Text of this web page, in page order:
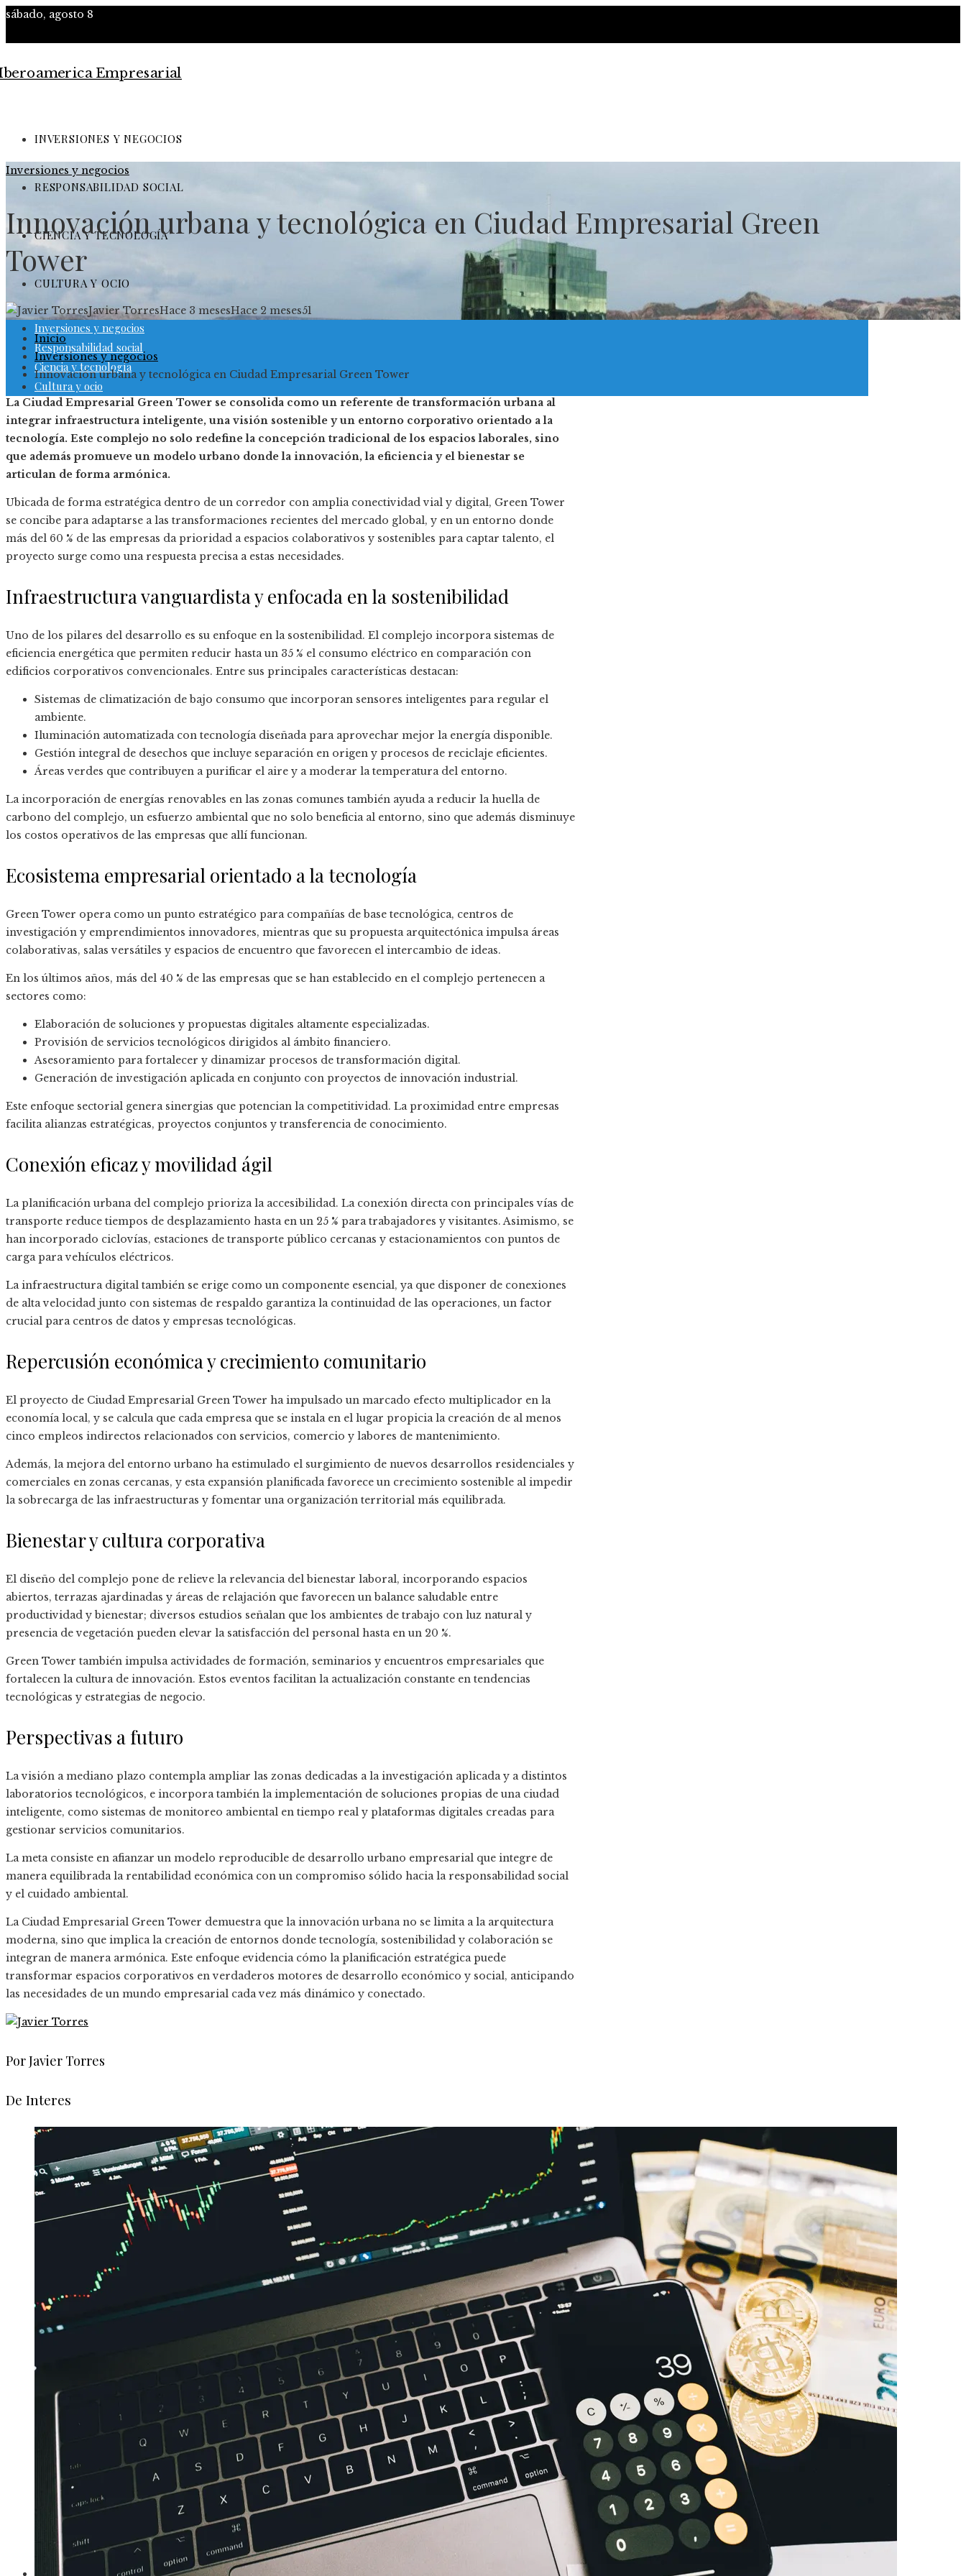
sábado, agosto 8
INVERSIONES Y NEGOCIOS
RESPONSABILIDAD SOCIAL
CIENCIA Y TECNOLOGÍA
CULTURA Y OCIO
Inversiones y negocios
Responsabilidad social
Ciencia y tecnología
Cultura y ocio
Inversiones y negocios
Innovación urbana y tecnológica en Ciudad Empresarial Green
Tower
Javier TorresHace 3 mesesHace 2 meses51
Inicio
Inversiones y negocios
Innovación urbana y tecnológica en Ciudad Empresarial Green Tower
La Ciudad Empresarial Green Tower se consolida como un referente de transformación urbana al
integrar infraestructura inteligente, una visión sostenible y un entorno corporativo orientado a la
tecnología. Este complejo no solo redefine la concepción tradicional de los espacios laborales, sino
que además promueve un modelo urbano donde la innovación, la eficiencia y el bienestar se
articulan de forma armónica.
Ubicada de forma estratégica dentro de un corredor con amplia conectividad vial y digital, Green Tower
se concibe para adaptarse a las transformaciones recientes del mercado global, y en un entorno donde
más del 60 % de las empresas da prioridad a espacios colaborativos y sostenibles para captar talento, el
proyecto surge como una respuesta precisa a estas necesidades.
Infraestructura vanguardista y enfocada en la sostenibilidad
Uno de los pilares del desarrollo es su enfoque en la sostenibilidad. El complejo incorpora sistemas de
eficiencia energética que permiten reducir hasta un 35 % el consumo eléctrico en comparación con
edificios corporativos convencionales. Entre sus principales características destacan:
Sistemas de climatización de bajo consumo que incorporan sensores inteligentes para regular el
ambiente.
Iluminación automatizada con tecnología diseñada para aprovechar mejor la energía disponible.
Gestión integral de desechos que incluye separación en origen y procesos de reciclaje eficientes.
Áreas verdes que contribuyen a purificar el aire y a moderar la temperatura del entorno.
La incorporación de energías renovables en las zonas comunes también ayuda a reducir la huella de
carbono del complejo, un esfuerzo ambiental que no solo beneficia al entorno, sino que además disminuye
los costos operativos de las empresas que allí funcionan.
Ecosistema empresarial orientado a la tecnología
Green Tower opera como un punto estratégico para compañías de base tecnológica, centros de
investigación y emprendimientos innovadores, mientras que su propuesta arquitectónica impulsa áreas
colaborativas, salas versátiles y espacios de encuentro que favorecen el intercambio de ideas.
En los últimos años, más del 40 % de las empresas que se han establecido en el complejo pertenecen a
sectores como:
Elaboración de soluciones y propuestas digitales altamente especializadas.
Provisión de servicios tecnológicos dirigidos al ámbito financiero.
Asesoramiento para fortalecer y dinamizar procesos de transformación digital.
Generación de investigación aplicada en conjunto con proyectos de innovación industrial.
Este enfoque sectorial genera sinergias que potencian la competitividad. La proximidad entre empresas
facilita alianzas estratégicas, proyectos conjuntos y transferencia de conocimiento.
Conexión eficaz y movilidad ágil
La planificación urbana del complejo prioriza la accesibilidad. La conexión directa con principales vías de
transporte reduce tiempos de desplazamiento hasta en un 25 % para trabajadores y visitantes. Asimismo, se
han incorporado ciclovías, estaciones de transporte público cercanas y estacionamientos con puntos de
carga para vehículos eléctricos.
La infraestructura digital también se erige como un componente esencial, ya que disponer de conexiones
de alta velocidad junto con sistemas de respaldo garantiza la continuidad de las operaciones, un factor
crucial para centros de datos y empresas tecnológicas.
Repercusión económica y crecimiento comunitario
El proyecto de Ciudad Empresarial Green Tower ha impulsado un marcado efecto multiplicador en la
economía local, y se calcula que cada empresa que se instala en el lugar propicia la creación de al menos
cinco empleos indirectos relacionados con servicios, comercio y labores de mantenimiento.
Además, la mejora del entorno urbano ha estimulado el surgimiento de nuevos desarrollos residenciales y
comerciales en zonas cercanas, y esta expansión planificada favorece un crecimiento sostenible al impedir
la sobrecarga de las infraestructuras y fomentar una organización territorial más equilibrada.
Bienestar y cultura corporativa
El diseño del complejo pone de relieve la relevancia del bienestar laboral, incorporando espacios
abiertos, terrazas ajardinadas y áreas de relajación que favorecen un balance saludable entre
productividad y bienestar; diversos estudios señalan que los ambientes de trabajo con luz natural y
presencia de vegetación pueden elevar la satisfacción del personal hasta en un 20 %.
Green Tower también impulsa actividades de formación, seminarios y encuentros empresariales que
fortalecen la cultura de innovación. Estos eventos facilitan la actualización constante en tendencias
tecnológicas y estrategias de negocio.
Perspectivas a futuro
La visión a mediano plazo contempla ampliar las zonas dedicadas a la investigación aplicada y a distintos
laboratorios tecnológicos, e incorpora también la implementación de soluciones propias de una ciudad
inteligente, como sistemas de monitoreo ambiental en tiempo real y plataformas digitales creadas para
gestionar servicios comunitarios.
La meta consiste en afianzar un modelo reproducible de desarrollo urbano empresarial que integre de
manera equilibrada la rentabilidad económica con un compromiso sólido hacia la responsabilidad social
y el cuidado ambiental.
La Ciudad Empresarial Green Tower demuestra que la innovación urbana no se limita a la arquitectura
moderna, sino que implica la creación de entornos donde tecnología, sostenibilidad y colaboración se
integran de manera armónica. Este enfoque evidencia cómo la planificación estratégica puede
transformar espacios corporativos en verdaderos motores de desarrollo económico y social, anticipando
las necesidades de un mundo empresarial cada vez más dinámico y conectado.
Por Javier Torres
De Interes